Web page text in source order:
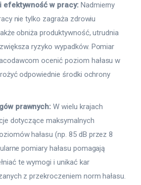
efektywność w pracy:Nadmierny
nie tylko zagraża zdrowiu
obniża produktywność, utrudnia
ryzyko wypadków. Pomiar
ocenić poziom hałasu w
odpowiednie środki ochrony
prawnych: W wielu krajach
dotyczące maksymalnych
hałasu (np. 85 dB przez 8
pomiary hałasu pomagają
te wymogi i unikać kar
z przekroczeniem norm hałasu.